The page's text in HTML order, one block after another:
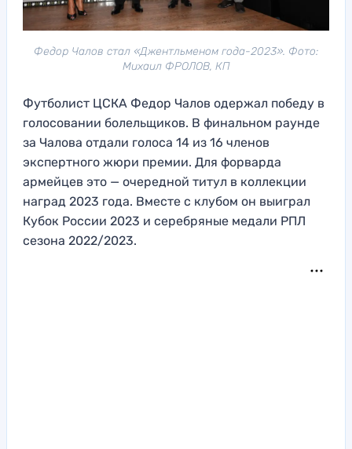
Федор Чалов стал «Джентльменом года-2023». Фото:
Михаил ФРОЛОВ, КП
Футболист ЦСКА Федор Чалов одержал победу в
голосовании болельщиков. В финальном раунде
за Чалова отдали голоса 14 из 16 членов
экспертного жюри премии. Для форварда
армейцев это — очередной титул в коллекции
наград 2023 года. Вместе с клубом он выиграл
Кубок России 2023 и серебряные медали РПЛ
сезона 2022/2023.